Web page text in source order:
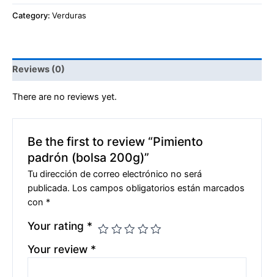
Category: Verduras
Reviews (0)
There are no reviews yet.
Be the first to review “Pimiento
padrón (bolsa 200g)”
Tu dirección de correo electrónico no será
publicada. Los campos obligatorios están marcados
con *
Your rating *
Your review *